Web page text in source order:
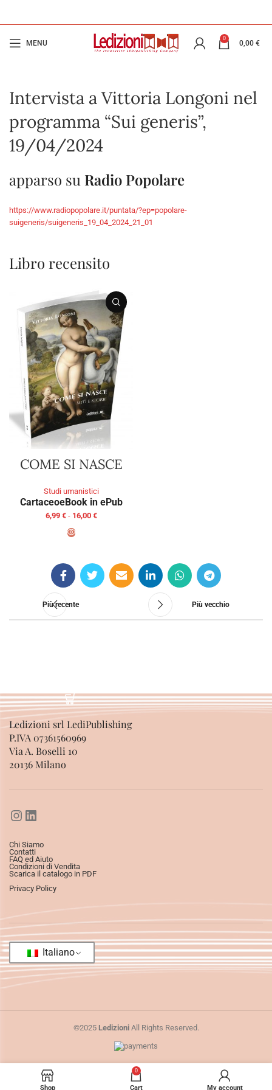
MENU
0
0,00 €
Intervista a Vittoria Longoni nel
programma “Sui generis”,
19/04/2024
apparso su Radio Popolare
https://www.radiopopolare.it/puntata/?ep=popolare-
suigeneris/suigeneris_19_04_2024_21_01
Libro recensito
COME SI NASCE
Studi umanistici
CartaceoeBook in ePub
6,99 € - 16,00 €
Più recente Più vecchio
Ledizioni srl LediPublishing
P.IVA 07361560969
Via A. Boselli 10
20136 Milano
Chi Siamo
Contatti
FAQ ed Aiuto
Condizioni di Vendita
Scarica il catalogo in PDF
Privacy Policy
Italiano
©2025 LedizioniAll Rights Reserved.
Shop
0
Cart My account